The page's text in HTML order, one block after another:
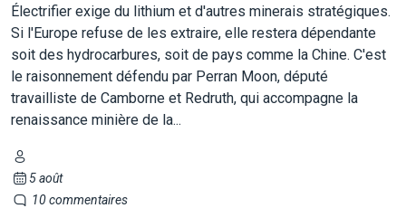
Électrifier exige du lithium et d'autres minerais stratégiques.
Si l'Europe refuse de les extraire, elle restera dépendante
soit des hydrocarbures, soit de pays comme la Chine. C'est
le raisonnement défendu par Perran Moon, député
travailliste de Camborne et Redruth, qui accompagne la
renaissance minière de la...
5 août
10 commentaires